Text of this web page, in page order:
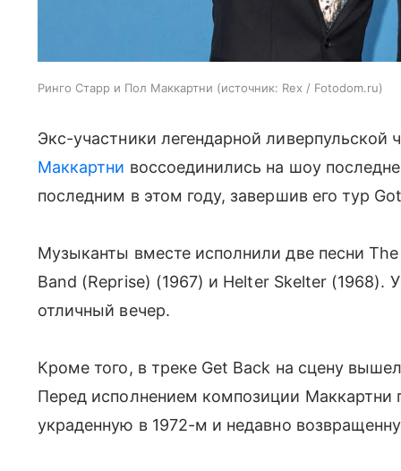
Ринго Старр и Пол Маккартни источник: Rex / Fotodom.ru
Экс-участники легендарной ливерпульской
Маккартни воссоединились на шоу
последним в этом году, завершив его тур
Музыканты вместе исполнили две песни
Band (Reprise) (1967) и Helter Skelter (1968).
отличный вечер.
Кроме того, в треке Get Back на сцену
Перед исполнением композиции Маккартни
украденную в 1972-м и недавно